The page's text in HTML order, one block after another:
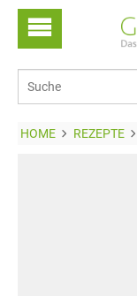
HOME REZEPTE